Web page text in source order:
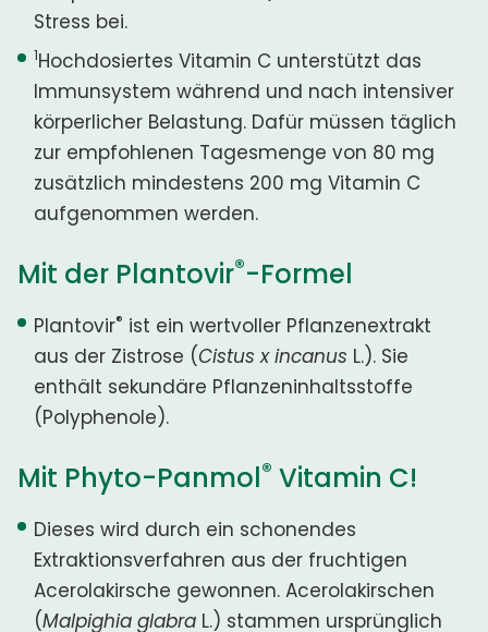
Stress bei.
1Hochdosiertes Vitamin C unterstützt das
Immunsystem während und nach intensiver
körperlicher Belastung. Dafür müssen täglich
zur empfohlenen Tagesmenge von 80 mg
zusätzlich mindestens 200 mg Vitamin C
aufgenommen werden.
Mit der Plantovir®-Formel
Plantovir® ist ein wertvoller Pflanzenextrakt
aus der Zistrose (Cistus x incanus L.). Sie
enthält sekundäre Pflanzeninhaltsstoffe
(Polyphenole).
Mit Phyto-Panmol® Vitamin C!
Dieses wird durch ein schonendes
Extraktionsverfahren aus der fruchtigen
Acerolakirsche gewonnen. Acerolakirschen
(Malpighia glabraL.) stammen ursprünglich